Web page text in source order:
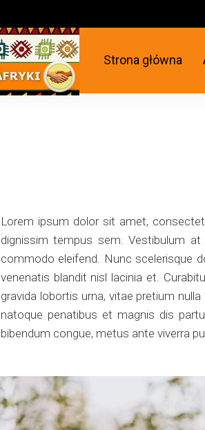
Strona główna
Lorem ipsum dolor sit amet,
dignissim tempus sem. Vestibulum
commodo eleifend. Nunc scelerisque
venenatis blandit nisl lacinia et.
gravida lobortis urna, vitae pretium
natoque penatibus et magnis dis
bibendum congue, metus ante viverra